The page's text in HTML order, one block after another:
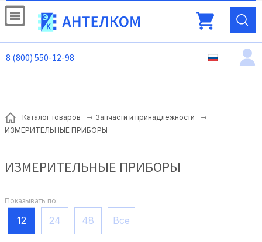
8 (800) 550-12-98
Каталог товаров
Запчасти и принадлежности
ИЗМЕРИТЕЛЬНЫЕ ПРИБОРЫ
ИЗМЕРИТЕЛЬНЫЕ ПРИБОРЫ
Показывать по:
12 24 48 Все